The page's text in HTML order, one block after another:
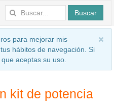
Buscar
para mejorar mis
hábitos de navegación. Si
aceptas su uso.
kit de potencia